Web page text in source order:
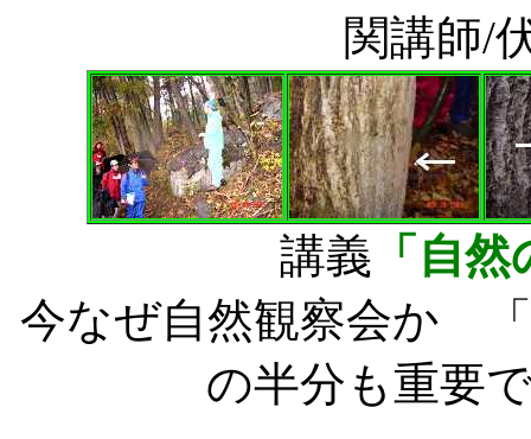
関講師/
講義 「自
今なぜ自然観察会か
の半分も重要